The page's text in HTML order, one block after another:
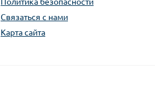
Связаться с нами
Карта сайта